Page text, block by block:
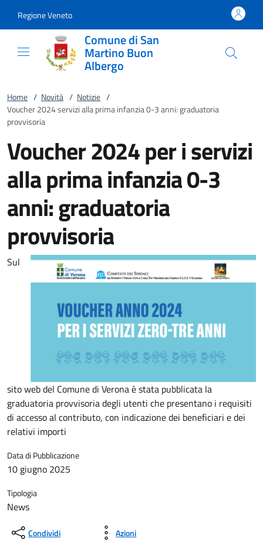
Regione Veneto
Comune di San
Martino Buon
Albergo
Home / Novità / Notizie /
Voucher 2024 servizi alla prima infanzia 0-3 anni: graduatoria
provvisoria
Voucher 2024 per i servizi
alla prima infanzia 0-3
anni: graduatoria
provvisoria
Sul
sito web del Comune di Verona è stata pubblicata la
graduatoria provvisoria degli utenti che presentano i requisiti
di accesso al contributo, con indicazione dei beneficiari e dei
relativi importi
Data di Pubblicazione
10 giugno 2025
Tipologia
News
Condividi Azioni